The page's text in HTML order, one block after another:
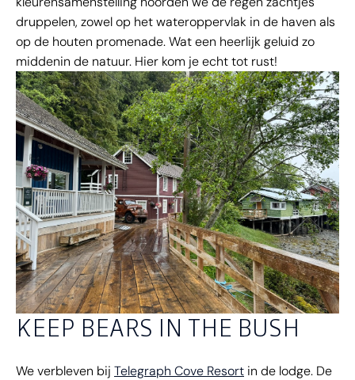
druppelen, zowel op het wateroppervlak in de haven als
op de houten promenade. Wat een heerlijk geluid zo
middenin de natuur. Hier kom je echt tot rust!
KEEP BEARS IN THE BUSH
We verbleven bij Telegraph Cove Resort in de lodge. De